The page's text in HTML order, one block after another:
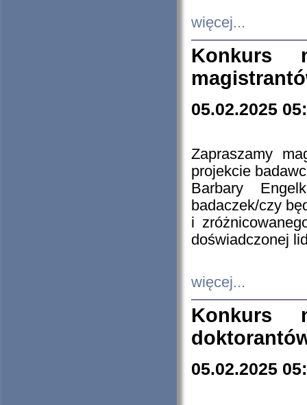
więcej...
Konkurs
05.02.2025
Zapraszamy
projekcie
Barbary
badaczek/czy
i
doświadczonej
więcej...
Konkurs
05.02.2025